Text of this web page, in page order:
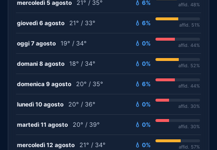
mercoledì 5 agosto 21° / 35° 💧 6% affid. 48%
giovedì 6 agosto 21° / 33° 💧 6% affid. 51%
oggi 7 agosto 19° / 34° 💧 0% affid. 44%
domani 8 agosto 18° / 34° 💧 0% affid. 52%
domenica 9 agosto 20° / 35° 💧 6% affid. 44%
lunedì 10 agosto 20° / 36° 💧 0% affid. 30%
martedì 11 agosto 20° / 39° 💧 0% affid. 30%
mercoledì 12 agosto 21° / 34° 💧 0% affid. 57%